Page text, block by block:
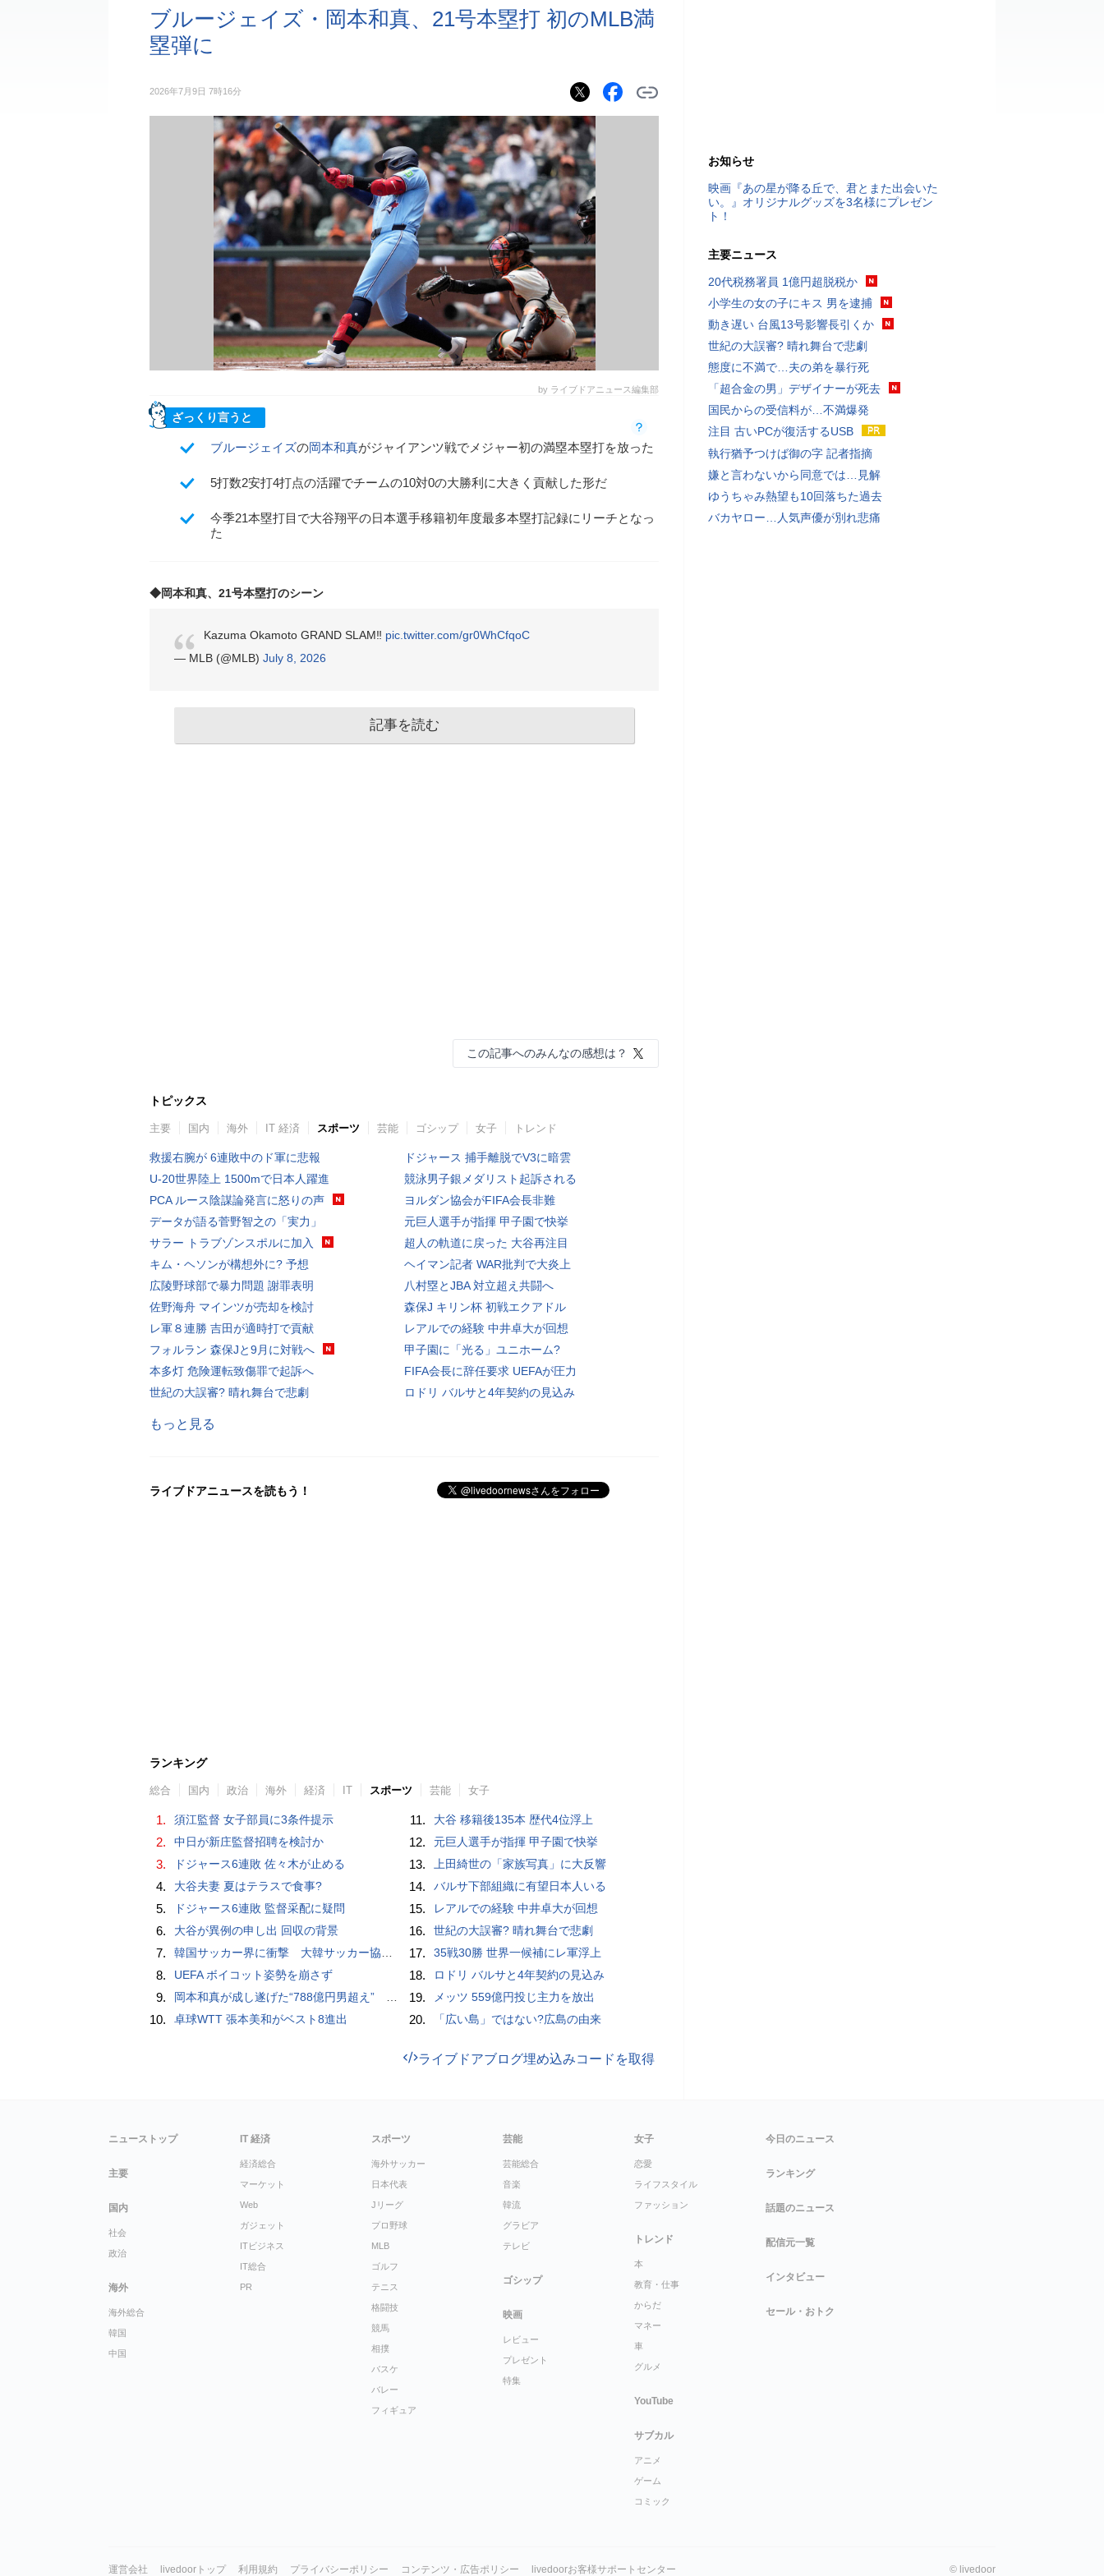
ブルージェイズ・岡本和真、21号本塁打 初のMLB満
塁弾に
2026年7月9日 7時16分
by ライブドアニュース編集部
ざっくり言うと
ブルージェイズの岡本和真がジャイアンツ戦でメジャー初の満塁本塁打を放った
5打数2安打4打点の活躍でチームの10対0の大勝利に大きく貢献した形だ
今季21本塁打目で大谷翔平の日本選手移籍初年度最多本塁打記録にリーチとなっ
た
◆岡本和真、21号本塁打のシーン
Kazuma Okamoto GRAND SLAM‼️ pic.twitter.com/gr0WhCfqoC
— MLB (@MLB) July 8, 2026
記事を読む
この記事へのみんなの感想は？
トピックス
主要 国内 海外 IT 経済 スポーツ 芸能 ゴシップ 女子 トレンド
救援右腕が 6連敗中のド軍に悲報
U-20世界陸上 1500mで日本人躍進
PCA ルース陰謀論発言に怒りの声
データが語る菅野智之の「実力」
サラー トラブゾンスポルに加入
キム・ヘソンが構想外に? 予想
広陵野球部で暴力問題 謝罪表明
佐野海舟 マインツが売却を検討
レ軍８連勝 吉田が適時打で貢献
フォルラン 森保Jと9月に対戦へ
本多灯 危険運転致傷罪で起訴へ
世紀の大誤審? 晴れ舞台で悲劇
ドジャース 捕手離脱でV3に暗雲
競泳男子銀メダリスト起訴される
ヨルダン協会がFIFA会長非難
元巨人選手が指揮 甲子園で快挙
超人の軌道に戻った 大谷再注目
ヘイマン記者 WAR批判で大炎上
八村塁とJBA 対立超え共闘へ
森保J キリン杯 初戦エクアドル
レアルでの経験 中井卓大が回想
甲子園に「光る」ユニホーム?
FIFA会長に辞任要求 UEFAが圧力
ロドリ バルサと4年契約の見込み
もっと見る
ライブドアニュースを読もう！
ランキング
総合 国内 政治 海外 経済 IT スポーツ 芸能 女子
1. 須江監督 女子部員に3条件提示
2. 中日が新庄監督招聘を検討か
3. ドジャース6連敗 佐々木が止める
4. 大谷夫妻 夏はテラスで食事?
5. ドジャース6連敗 監督采配に疑問
6. 大谷が異例の申し出 回収の背景
7. 韓国サッカー界に衝撃 大韓サッカー協会に外国人審判への“性的接待”疑惑 韓国メディアが報道
8. UEFA ボイコット姿勢を崩さず
9. 岡本和真が成し遂げた“788億円男超え” いつのまにか「3位」…見据える球団記録更新
10. 卓球WTT 張本美和がベスト8進出
11. 大谷 移籍後135本 歴代4位浮上
12. 元巨人選手が指揮 甲子園で快挙
13. 上田綺世の「家族写真」に大反響
14. バルサ下部組織に有望日本人いる
15. レアルでの経験 中井卓大が回想
16. 世紀の大誤審? 晴れ舞台で悲劇
17. 35戦30勝 世界一候補にレ軍浮上
18. ロドリ バルサと4年契約の見込み
19. メッツ 559億円投じ主力を放出
20. 「広い島」ではない?広島の由来
ライブドアブログ埋め込みコードを取得
お知らせ
映画『あの星が降る丘で、君とまた出会いた
い。』オリジナルグッズを3名様にプレゼン
ト！
主要ニュース
20代税務署員 1億円超脱税か
小学生の女の子にキス 男を逮捕
動き遅い 台風13号影響長引くか
世紀の大誤審? 晴れ舞台で悲劇
態度に不満で…夫の弟を暴行死
「超合金の男」デザイナーが死去
国民からの受信料が…不満爆発
注目 古いPCが復活するUSB
執行猶予つけば御の字 記者指摘
嫌と言わないから同意では…見解
ゆうちゃみ熱望も10回落ちた過去
バカヤロー…人気声優が別れ悲痛
ニューストップ
主要
国内
社会
政治
海外
海外総合
韓国
中国
IT 経済
経済総合
マーケット
Web
ガジェット
ITビジネス
IT総合
PR
スポーツ
海外サッカー
日本代表
Jリーグ
プロ野球
MLB
ゴルフ
テニス
格闘技
競馬
相撲
バスケ
バレー
フィギュア
芸能
芸能総合
音楽
韓流
グラビア
テレビ
ゴシップ
映画
レビュー
プレゼント
特集
女子
恋愛
ライフスタイル
ファッション
トレンド
本
教育・仕事
からだ
マネー
車
グルメ
YouTube
サブカル
アニメ
ゲーム
コミック
今日のニュース
ランキング
話題のニュース
配信元一覧
インタビュー
セール・おトク
運営会社 livedoorトップ 利用規約 プライバシーポリシー コンテンツ・広告ポリシー livedoorお客様サポートセンター © livedoor